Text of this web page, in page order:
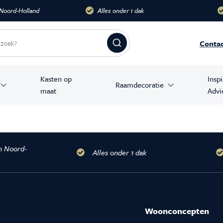
Holland Alles onder 1 dak
Kasten op
maat
Raamdecoratie
Noord- Alles onder 1 dak
Woonconcepten